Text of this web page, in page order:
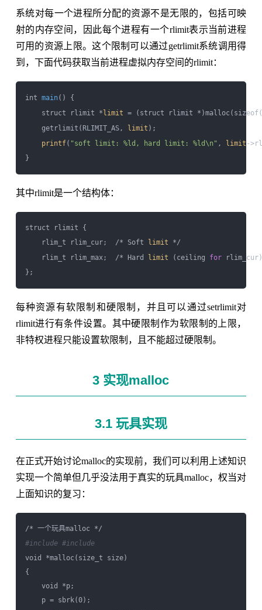
系统对每一个进程所分配的资源不是无限的，包括可映
射的内存空间，因此每个进程有一个rlimit表示当前进程
可用的资源上限。这个限制可以通过getrlimit系统调用得
到，下面代码获取当前进程虚拟内存空间的rlimit：
int main() {
struct rlimit * limit = (struct rlimit
getrlimit(RLIMIT_AS,
limit );
printf( "soft limit: %ld, hard limit: %ld\n" , limit -
其中rlimit是一个结构体：
struct rlimit {
rlim_t rlim_cur;  /* Soft
limit */
rlim_t rlim_max;  /* Hard
limit (ceiling for
每种资源有软限制和硬限制，并且可以通过setrlimit对
rlimit进行有条件设置。其中硬限制作为软限制的上限，
非特权进程只能设置软限制，且不能超过硬限制。
3 实现malloc
3.1 玩具实现
在正式开始讨论malloc的实现前，我们可以利用上述知识
实现一个简单但几乎没法用于真实的玩具malloc，权当对
上面知识的复习：
#include #include
void *malloc(size_t size)
{
void *p;
p = sbrk(0);